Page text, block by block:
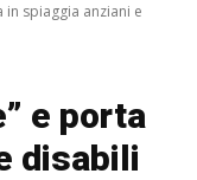
spiaggia anziani e
e porta
disabili